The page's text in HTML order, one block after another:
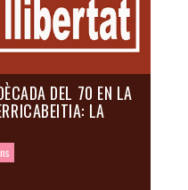
DEL 70 EN LA
LA